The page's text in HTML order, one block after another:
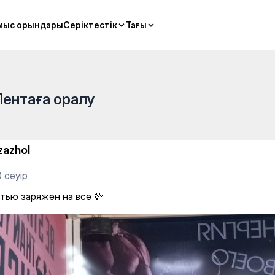
орындарыСеріктестік Тағы
орындарыСеріктестік Тағы
оралу
сәуір
заряжен на все 💯